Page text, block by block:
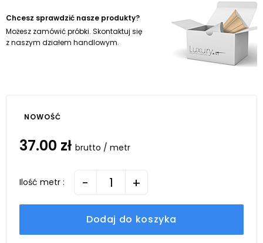
Chcesz sprawdzić nasze produkty?
Możesz zamówić próbki. Skontaktuj się
z naszym działem handlowym.
NOWOŚĆ
37.00 zł brutto / metr
Ilość metr : - +
Dodaj do koszyka